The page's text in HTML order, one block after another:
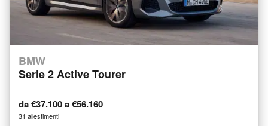
BMW
Serie 2 Active Tourer
da €37.100 a €56.160
31 allestimenti